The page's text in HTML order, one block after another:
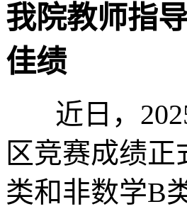
我院教师指
佳绩
近日，2025
区竞赛成绩
类和非数学B